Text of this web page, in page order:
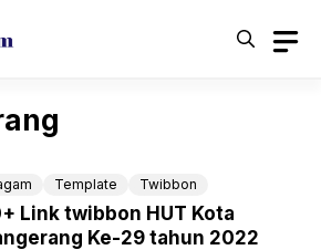
Template Twibbon
Link twibbon HUT Kota
Ke-29 tahun 2022